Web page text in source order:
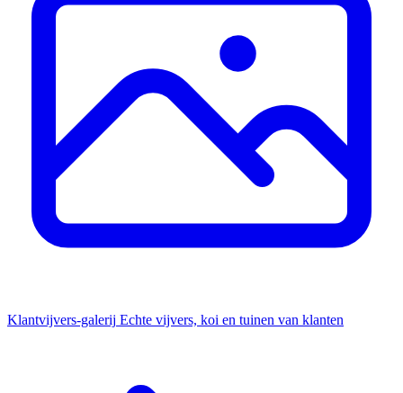
Klantvijvers-galerij Echte vijvers, koi en tuinen van klanten